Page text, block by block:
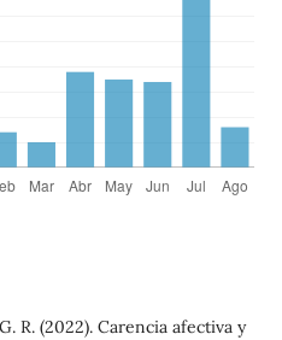
R. (2022). Carencia afectiva y